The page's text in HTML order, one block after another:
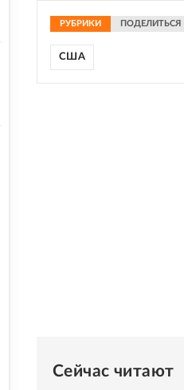
РУБРИКИ ПОДЕЛИТЬСЯ
США
Сейчас читают